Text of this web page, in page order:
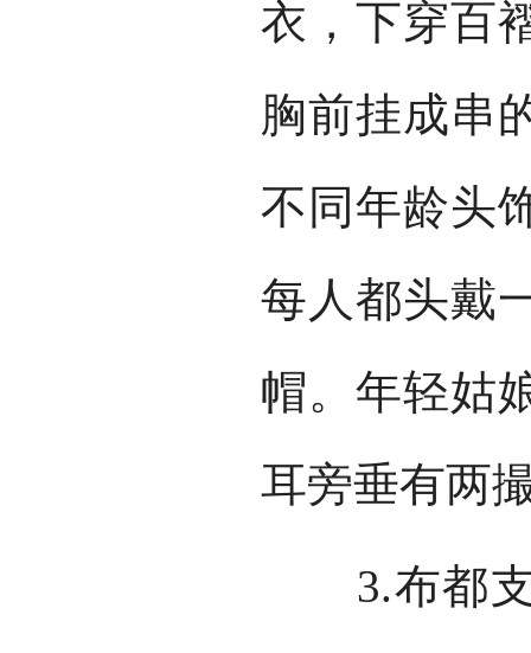
衣，下穿百
胸前挂成串
不同年龄头
每人都头戴
帽。年轻姑
耳旁垂有两
3.布都支